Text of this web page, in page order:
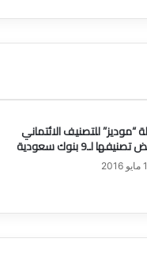
ل
س
م
ا
ا
“موديز” للتصنيف الائتماني
لـ9 بنوك سعودية